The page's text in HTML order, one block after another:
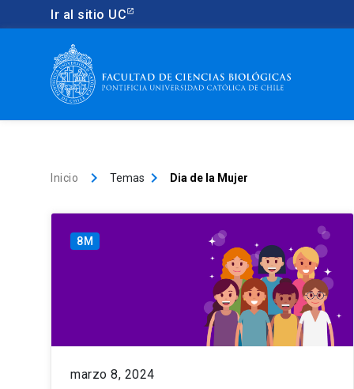
Ir al sitio UC
Inicio keyboard_arrow_right Temas keyboard_arrow_right Dia de la Mujer
8M
marzo 8, 2024